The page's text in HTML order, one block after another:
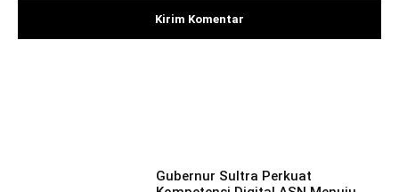
Gubernur Sultra Perkuat